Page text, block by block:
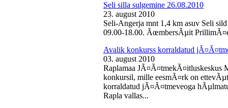
Seli silla sulgemine 26.08.2010
23. august 2010
Seli-Angerja mnt 1,4 km asuv Seli
09.00-18.00. ÃœmbersÃµit
Avalik konkurss korraldatud
03. august 2010
Raplamaa JÃ¤Ã¤tmekÃ¤itluskeskus
konkursil, mille eesmÃ¤rk on
korraldatud jÃ¤Ã¤tmeveoga
Rapla vallas...